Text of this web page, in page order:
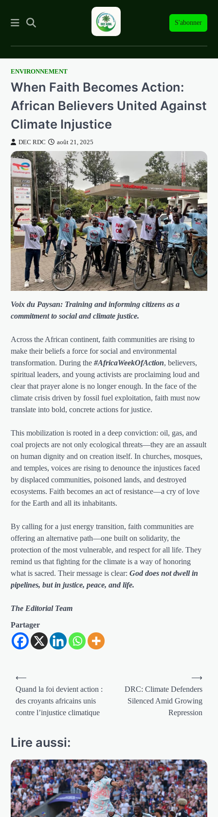
S'abonner
SkipENVIRONNEMENT
When Faith Becomes Action:
African Believers United Against
Climate Injustice
DEC RDC août 21, 2025
Voix du Paysan: Training and informing citizens as a
commitment to social and climate justice.
Across the African continent, faith communities are rising to
make their beliefs a force for social and environmental
transformation. During the#AfricaWeekOfAction, believers,
spiritual leaders, and young activists are proclaiming loud and
clear that prayer alone is no longer enough. In the face of the
climate crisis driven by fossil fuel exploitation, faith must now
translate into bold, concrete actions for justice.
This mobilization is rooted in a deep conviction: oil, gas, and
coal projects are not only ecological threats—they are an assault
on human dignity and on creation itself. In churches, mosques,
and temples, voices are rising to denounce the injustices faced
by displaced communities, poisoned lands, and destroyed
ecosystems. Faith becomes an act of resistance—a cry of love
for the Earth and all its inhabitants.
By calling for a just energy transition, faith communities are
offering an alternative path—one built on solidarity, the
protection of the most vulnerable, and respect for all life. They
remind us that fighting for the climate is a way of honoring
what is sacred. Their message is clear:God does not dwell in
pipelines, but in justice, peace, and life.
The Editorial Team
Partager
Navigation
de
l’article
⟵
Quand la foi devient action :
des croyants africains unis
contre l’injustice climatique
DRC: Climate Defenders
Silenced Amid Growing
Repression
⟶
Lire aussi: